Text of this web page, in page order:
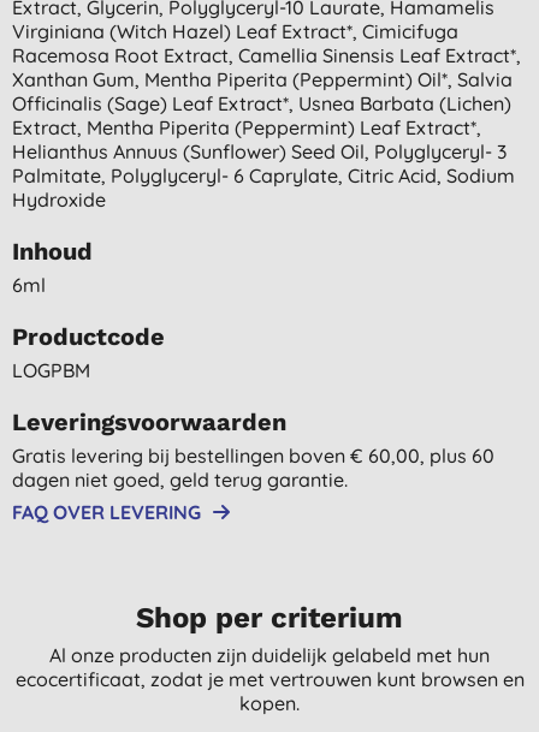
Extract, Glycerin, Polyglyceryl-10 Laurate, Hamamelis
Virginiana (witch Hazel) Leaf Extract*, Cimicifuga
Racemosa Root Extract, Camellia Sinensis Leaf Extract*,
Xanthan Gum, Mentha Piperita (peppermint) Oil*, Salvia
Officinalis (sage) Leaf Extract*, Usnea Barbata (lichen)
Extract, Mentha Piperita (peppermint) Leaf Extract*,
Helianthus Annuus (sunflower) Seed Oil, Polyglyceryl- 3
Palmitate, Polyglyceryl- 6 Caprylate, Citric Acid, Sodium
Hydroxide
Inhoud
6ml
Productcode
LOGPBM
Leveringsvoorwaarden
Gratis levering bij bestellingen boven € 60,00, plus 60
dagen niet goed, geld terug garantie.
FAQ OVER LEVERING
Shop per criterium
Al onze producten zijn duidelijk gelabeld met hun
ecocertificaat, zodat je met vertrouwen kunt browsen en
kopen.